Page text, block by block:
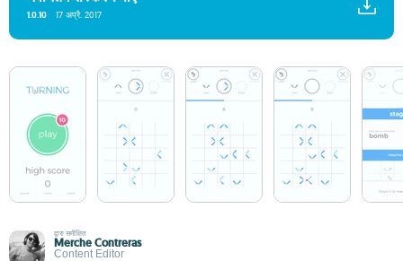
1.0.10 17 अप्रै. 2017
द्वारा समीक्षित
Merche Contreras
Content Editor